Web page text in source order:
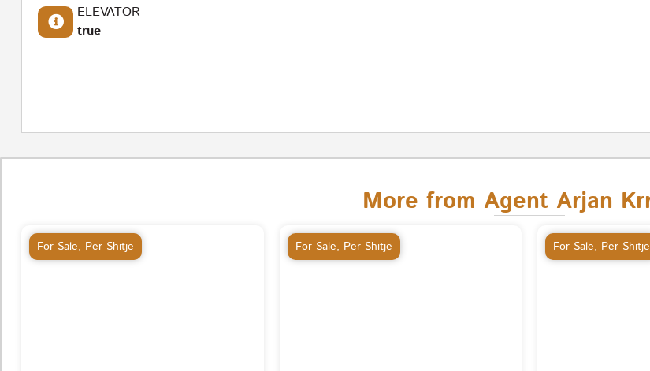
ELEVATOR
true
More from Agent Arjan
For Sale, Per Shitje For Sale, Per Shitje For Sale, Per Shitje